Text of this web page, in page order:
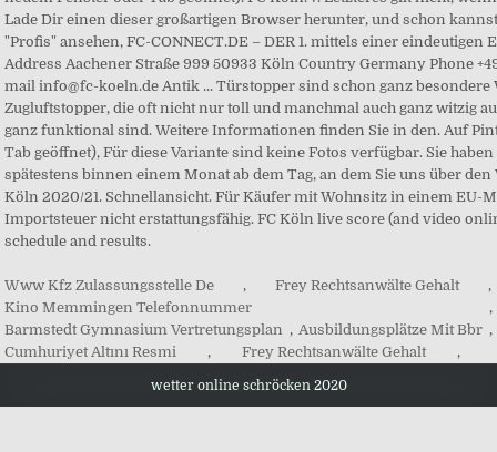
Www Kfz Zulassungsstelle De , Frey Rechtsanwälte Gehalt
,
Kino Memmingen Telefonnummer
,
Barmstedt Gymnasium Vertretungsplan , Ausbildungsplätze Mit Bbr ,
Cumhuriyet Altını Resmi
, Frey Rechtsanwälte Gehalt ,
wetter online schröcken 2020